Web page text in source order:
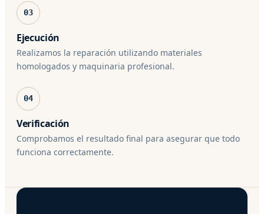
03
Ejecución
Realizamos la reparación utilizando materiales
homologados y maquinaria profesional.
04
Verificación
Comprobamos el resultado final para asegurar que todo
funciona correctamente.